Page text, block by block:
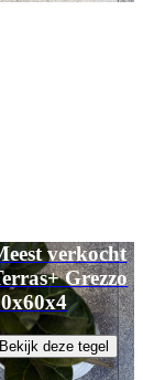
verkocht
Grezzo
Bekijk deze tegel